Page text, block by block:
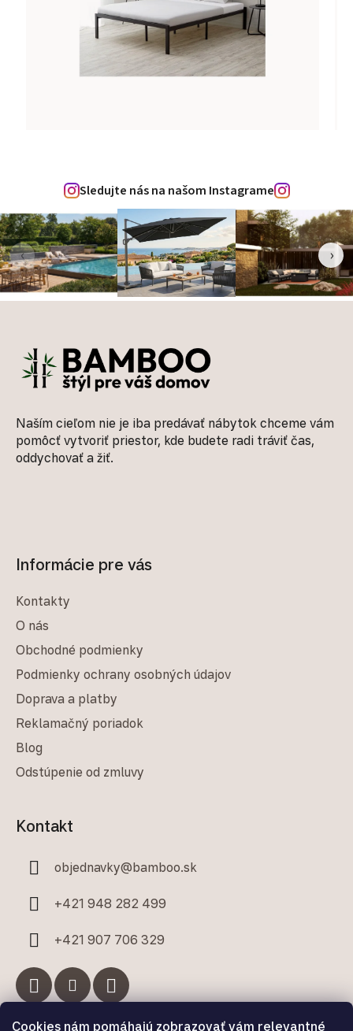
Cookies nám pomáhajú zobrazovať vám relevantné
Sledujte nás na našom Instagrame
‹ ›
Naším cieľom nie je iba predávať nábytok chceme vám
pomôcť vytvoriť priestor, kde budete radi tráviť čas,
oddychovať a žiť.
Informácie pre vás
Kontakty
O nás
Obchodné podmienky
Podmienky ochrany osobných údajov
Doprava a platby
Reklamačný poriadok
Blog
Odstúpenie od zmluvy
Kontakt
objednavky@bamboo.sk
+421 948 282 499
+421 907 706 329